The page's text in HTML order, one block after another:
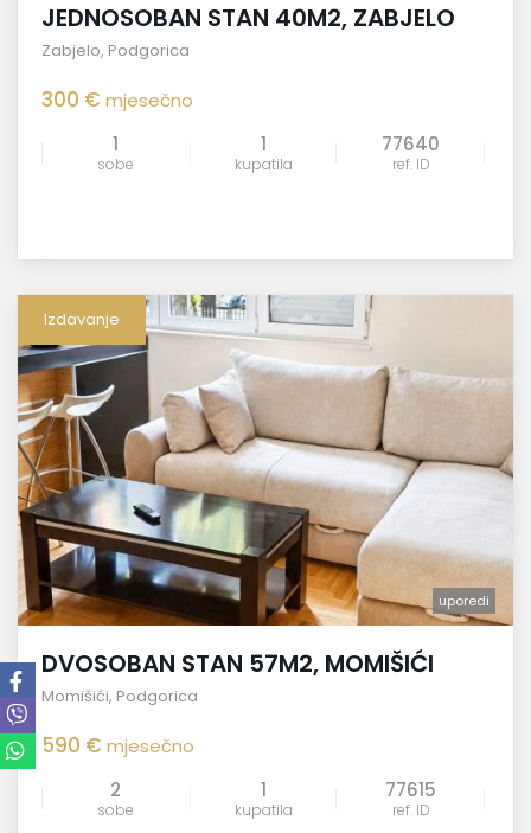
JEDNOSOBAN STAN 40M2, ZABJELO
Zabjelo, Podgorica
300 €mjesečno
1
sobe
1
kupatila
77640
ref. ID
Izdavanje
uporedi
DVOSOBAN STAN 57M2, MOMIŠIĆI
Momišići, Podgorica
590 €mjesečno
2
sobe
1
kupatila
77615
ref. ID